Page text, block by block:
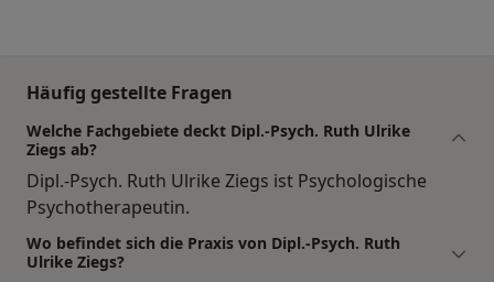
Häufig gestellte Fragen
Welche Fachgebiete deckt Dipl.-Psych. Ruth Ulrike
Ziegs ab?
Dipl.-Psych. Ruth Ulrike Ziegs ist Psychologische
Psychotherapeutin.
Wo befindet sich die Praxis von Dipl.-Psych. Ruth
Ulrike Ziegs?